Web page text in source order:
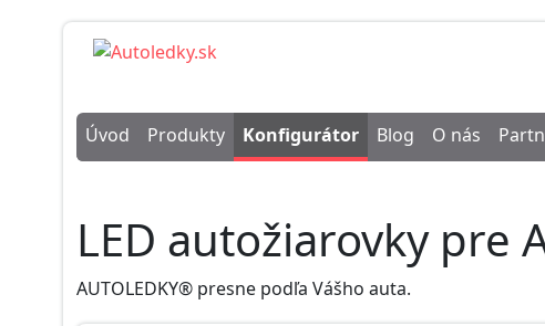
Úvod
Produkty Konfigurátor Blog O nás
LED autožiarovky pre
AUTOLEDKY® presne podľa Vášho auta.